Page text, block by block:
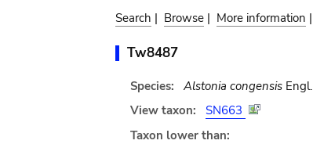
Search | Browse | More information |
Tw8487
Species: Alstonia congensisEngl.
View taxon:
SN663
Taxon lower than: